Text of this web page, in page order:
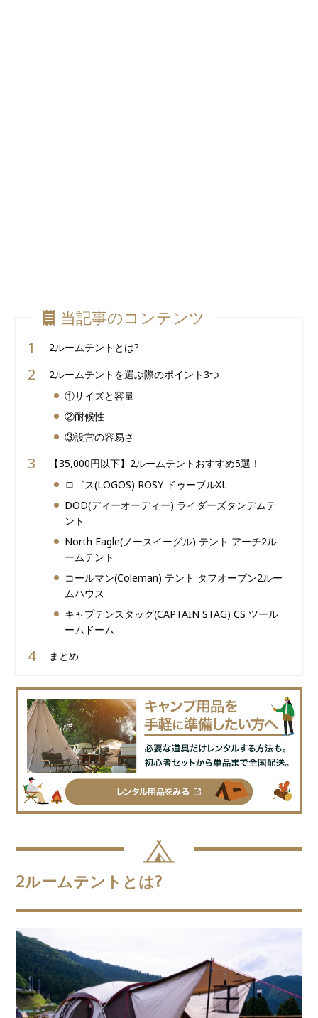
当記事のコンテンツ
2ルームテントとは?
2ルームテントを選ぶ際のポイント3つ
①サイズと容量
②耐候性
③設営の容易さ
【35,000円以下】2ルームテントおすすめ5選！
ロゴス(LOGOS) ROSY ドゥーブルXL
DOD(ディーオーディー) ライダーズタンデムテ
ント
North Eagle(ノースイーグル) テント アーチ2ル
ームテント
コールマン(Coleman) テント タフオープン2ルー
ムハウス
キャプテンスタッグ(CAPTAIN STAG) CS ツール
ームドーム
まとめ
2ルームテントとは?